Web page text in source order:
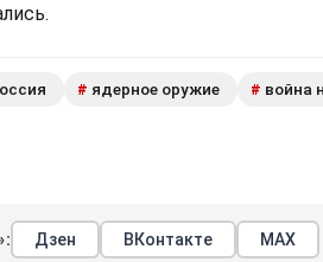
# ядерное оружие # война
Дзен ВКонтакте МАХ